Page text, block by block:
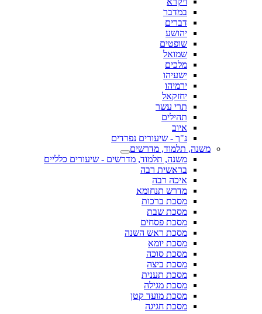
במדבר
דברים
יהושע
שופטים
שמואל
מלכים
ישעיהו
ירמיהו
יחזקאל
תרי עשר
תהילים
איוב
נ"ך - שיעורים נפרדים
משנה, תלמוד, מדרשים
משנה, תלמוד, מדרשים - שיעורים כלליים
בראשית רבה
איכה רבה
מדרש תנחומא
מסכת ברכות
מסכת שבת
מסכת פסחים
מסכת ראש השנה
מסכת יומא
מסכת סוכה
מסכת ביצה
מסכת תענית
מסכת מגילה
מסכת מועד קטן
מסכת חגיגה